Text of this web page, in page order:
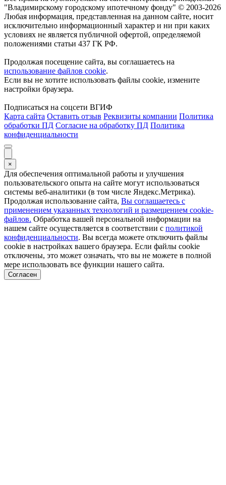
"Владимирскому городскому ипотечному фонду" © 2003-2026
Любая информация, представленная на данном сайте, носит
исключительно информационный характер и ни при каких
условиях не является публичной офертой, определяемой
положениями статьи 437 ГК РФ.
Продолжая посещение сайта, вы соглашаетесь на
использование файлов cookie.
Если вы не хотите использовать файлы cookie, измените
настройки браузера.
Подписаться на соцсети ВГИФ
Карта сайта Оставить отзыв Реквизиты компании Политика
обработки ПД Согласие на обработку ПД Политика
конфиденциальности
×
Для обеспечения оптимальной работы и улучшения
пользовательского опыта на сайте могут использоваться
системы веб-аналитики (в том числе Яндекс.Метрика).
Продолжая использование сайта, Вы соглашаетесь с
применением указанных технологий и размещением cookie-
файлов. Обработка вашей персональной информации на
нашем сайте осуществляется в соответствии с политикой
конфиденциальности. Вы всегда можете отключить файлы
cookie в настройках вашего браузера. Если файлы cookie
отключены, это может означать, что вы не можете в полной
мере использовать все функции нашего сайта.
Согласен